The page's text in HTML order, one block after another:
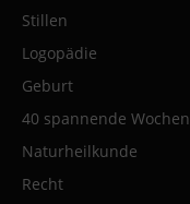
Stillen
Logopädie
Geburt
40 spannende Wochen
Naturheilkunde
Recht